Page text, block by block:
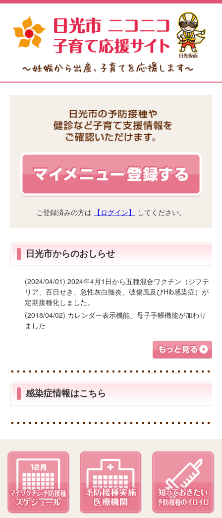
ご登録済みの方は 【ログイン】 してください。
日光市からのおしらせ
(2024/04/01) 2024年4月1日から五種混合ワクチン（ジフテ
リア、百日せき、急性灰白髄炎、破傷風及びHib感染症）が
定期接種化しました。
(2018/04/02) カレンダー表示機能、母子手帳機能が加わり
ました
感染症情報はこちら